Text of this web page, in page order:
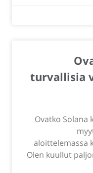
turvallisia
Ovatko Solana
aloittelemassa
Olen kuullut